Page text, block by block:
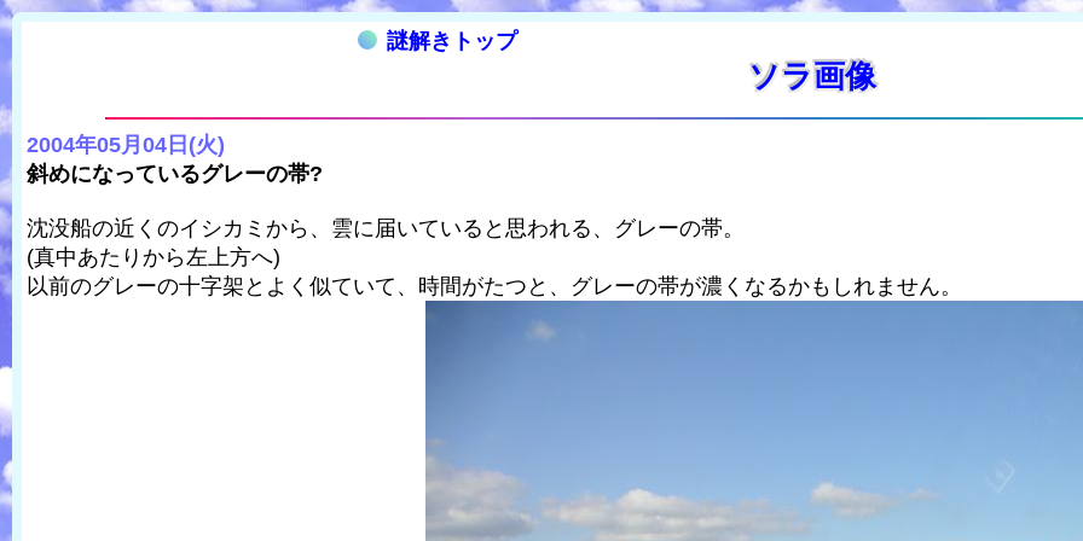
謎解きトップ
ソラ画像
2004年05月04日(火)
斜めになっているグレーの帯?
沈没船の近くのイシカミから、雲に届いていると思われる、グレーの帯。
(真中あたりから左上方へ)
以前のグレーの十字架とよく似ていて、時間がたつと、グレーの帯が濃くなるかもしれません。